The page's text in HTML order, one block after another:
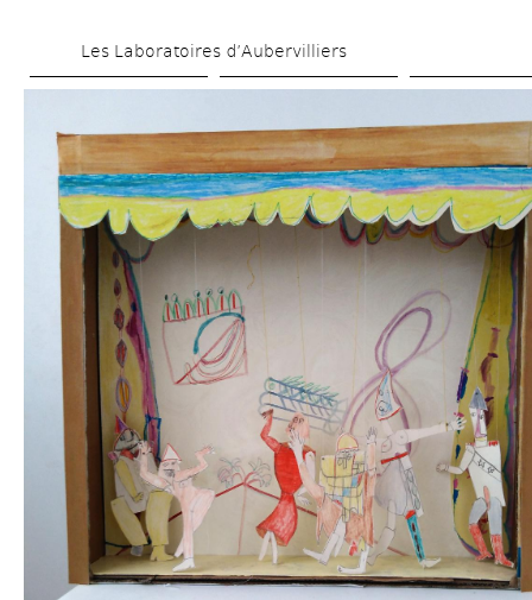
to
main
content
Les Laboratoires d’Aubervilliers